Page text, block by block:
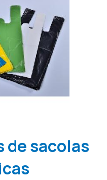
de sacolas